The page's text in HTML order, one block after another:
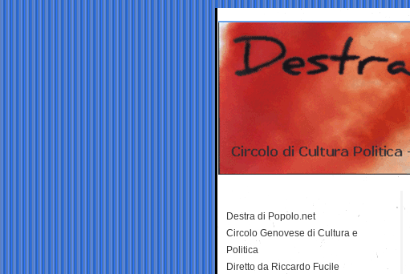
Destra di Popolo.net
Circolo Genovese di Cultura e
Politica
Diretto da Riccardo Fucile